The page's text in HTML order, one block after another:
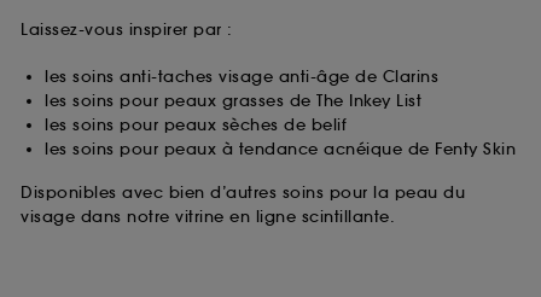
Laissez-vous inspirer par :
les soins anti-taches visage anti-âge de Clarins
les soins pour peaux grasses de The Inkey List
les soins pour peaux sèches de belif
les soins pour peaux à tendance acnéique de Fenty Skin
Disponibles avec bien d’autres soins pour la peau du
visage dans notre vitrine en ligne scintillante.